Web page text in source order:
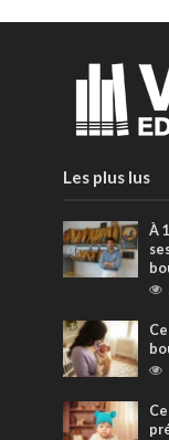
Les plus lus
À